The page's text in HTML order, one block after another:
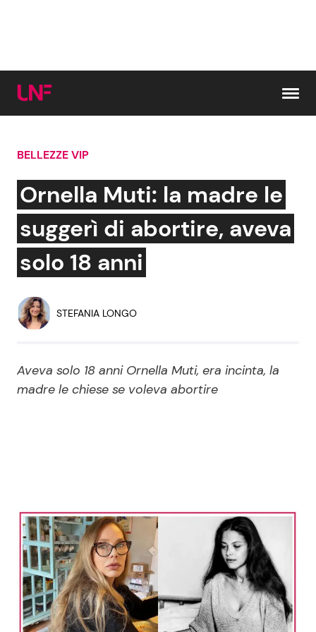
Cerca:
News e Cronaca
Attualità Italiana
Economia
Persone Scomparse
Gossip e TV
Bellezze VIP
Programmi TV
News Cinema
News Musica
News Spettacolo
News dal mondo
BELLEZZE VIP
Ornella Muti: la madre le
suggerì di abortire, aveva
solo 18 anni
STEFANIA LONGO
Aveva solo 18 anni Ornella Muti, era incinta, la
madre le chiese se voleva abortire